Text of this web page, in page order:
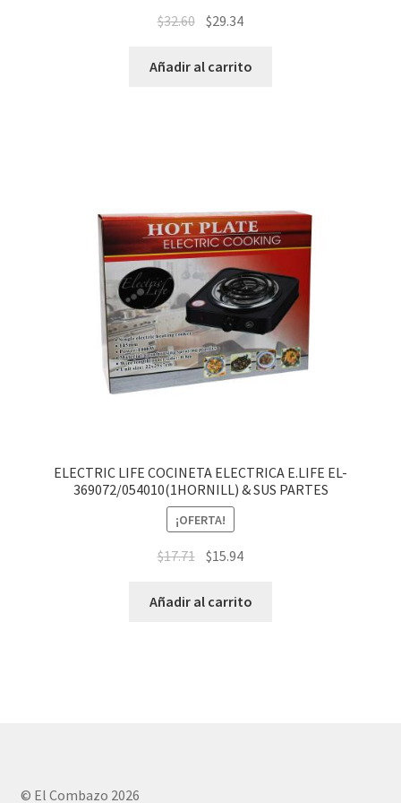
$32.60 $29.34
Añadir al carrito
ELECTRIC LIFE COCINETA ELECTRICA E.LIFE EL-
369072/054010(1HORNILL) & SUS PARTES
¡OFERTA!
$17.71 $15.94
Añadir al carrito
© El Combazo 2026